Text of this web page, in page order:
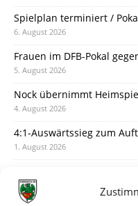
Spielplan terminiert /
6. August 2026
Frauen im DFB-Pokal
5. August 2026
Nock übernimmt
4. August 2026
4:1-Auswärtssieg zum
1. August 2026
31. Juli 2026